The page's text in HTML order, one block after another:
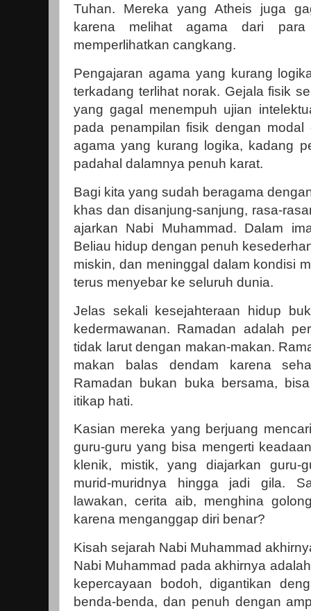
Tuhan. Mereka yang Atheis juga
karena melihat agama dari
memperlihatkan cangkang.
Pengajaran agama yang kurang
terkadang terlihat norak. Gejala fisik
yang gagal menempuh ujian
pada penampilan fisik dengan modal
agama yang kurang logika, kadang
padahal dalamnya penuh karat.
Bagi kita yang sudah beragama
khas dan disanjung-sanjung, rasa-
ajarkan Nabi Muhammad. Dalam
Beliau hidup dengan penuh
miskin, dan meninggal dalam kondisi
terus menyebar ke seluruh dunia.
Jelas sekali kesejahteraan hidup
kedermawanan. Ramadan adalah
tidak larut dengan makan-makan.
makan balas dendam karena
Ramadan bukan buka bersama,
itikap hati.
Kasian mereka yang berjuang
guru-guru yang bisa mengerti
klenik, mistik, yang diajarkan guru-
murid-muridnya hingga jadi gila.
lawakan, cerita aib, menghina
karena menganggap diri benar?
Kisah sejarah Nabi Muhammad
Nabi Muhammad pada akhirnya
kepercayaan bodoh, digantikan
benda-benda, dan penuh dengan